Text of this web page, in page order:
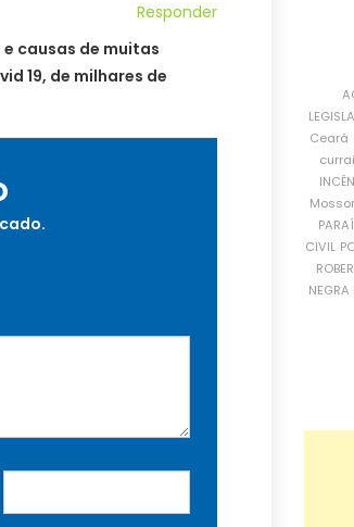
Responder
causas de muitas
19, de milhares de
Ceará
CIVIL
NEGRA